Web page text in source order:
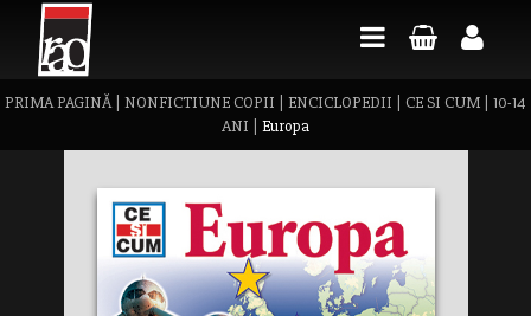
PRIMA PAGINĂ| NONFICTIUNE COPII ENCICLOPEDII CE SI CUM
10-14
ANI
Europa